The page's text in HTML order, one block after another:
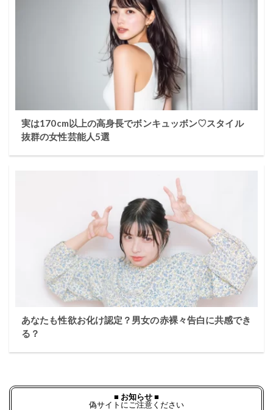
実は170cm以上の高身長でボンキュッボン♡スタイル
抜群の女性芸能人5選
あなたも性欲お化け認定？男女の赤裸々告白に共感でき
る？
■ お知らせ ■
偽サイトにご注意ください